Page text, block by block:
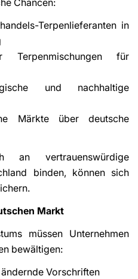
Terpenlieferanten in
Terpenmischungen für
und nachhaltige
Märkte über deutsche
an vertrauenswürdige
binden, können sich
Markt
müssen Unternehmen
bewältigen:
Vorschriften